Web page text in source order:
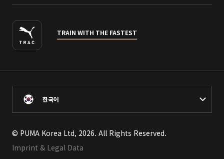
TRAIN WITH THE FASTEST
한국어
© PUMA Korea Ltd, 2026. All Rights Reserved.
Imprint & Legal Data